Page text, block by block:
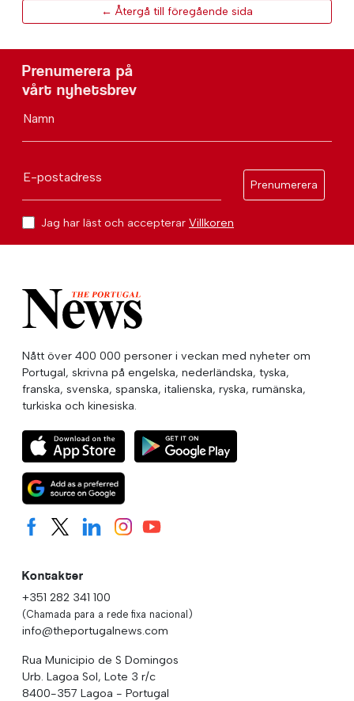
← Återgå till föregående sida
Prenumerera på
vårt nyhetsbrev
Namn
E-postadress
Prenumerera
Jag har läst och accepterar Villkoren
Nått över 400 000 personer i veckan med nyheter om
Portugal, skrivna på engelska, nederländska, tyska,
franska, svenska, spanska, italienska, ryska, rumänska,
turkiska och kinesiska.
Kontakter
+351 282 341 100
(Chamada para a rede fixa nacional)
info@theportugalnews.com
Rua Municipio de S Domingos
Urb. Lagoa Sol, Lote 3 r/c
8400-357 Lagoa - Portugal